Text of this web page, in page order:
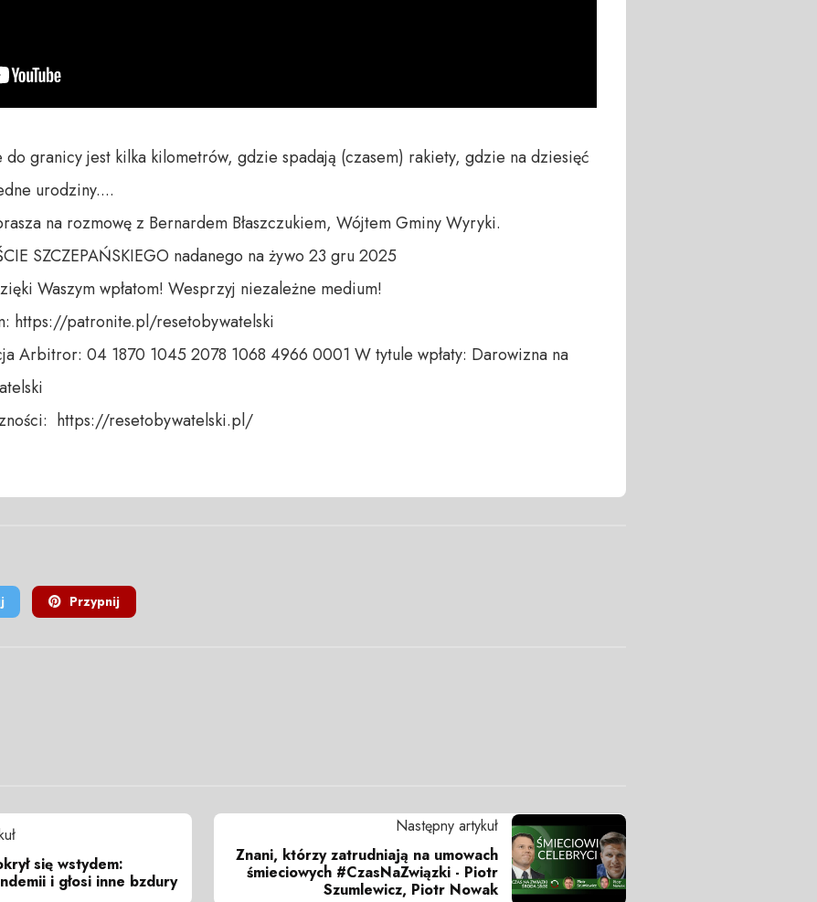
do granicy jest kilka kilometrów, gdzie spadają (czasem) rakiety, gdzie na dziesięć
urodziny....
na rozmowę z Bernardem Błaszczukiem, Wójtem Gminy Wyryki.
SZCZEPAŃSKIEGO nadanego na żywo 23 gru 2025
Waszym wpłatom! Wesprzyj niezależne medium!
https://patronite.pl/resetobywatelski
Arbitror: 04 1870 1045 2078 1068 4966 0001 W tytule wpłaty: Darowizna na
https://resetobywatelski.pl/
Przypnij
się wstydem:
i głosi inne bzdury
Następny artykuł
Znani, którzy zatrudniają na umowach
śmieciowych #CzasNaZwiązki - Piotr
Szumlewicz, Piotr Nowak